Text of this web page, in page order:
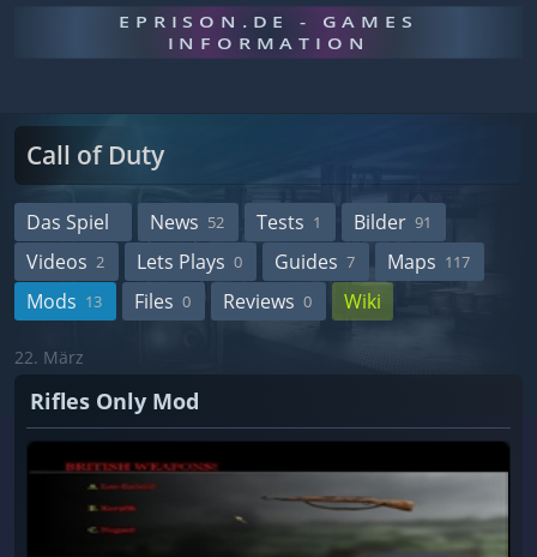
EPRISON.DE - GAMES
INFORMATION
Call of Duty
Das Spiel News 52 Tests 1 Bilder 91
Videos 2 Lets Plays 0 Guides 7 Maps 117
Mods 13 Files 0 Reviews 0 Wiki
22. März
Rifles Only Mod